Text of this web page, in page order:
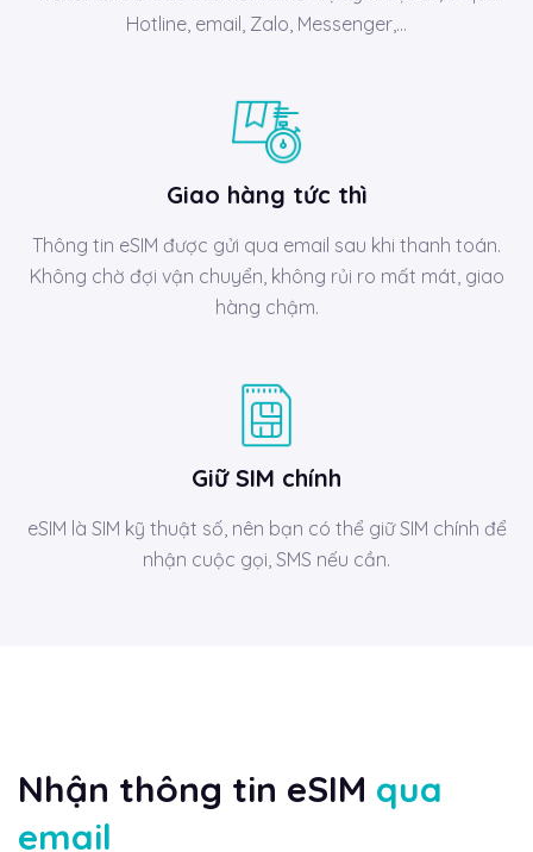
Hotline, email, Zalo, Messenger,…
Giao hàng tức thì
Thông tin eSIM được gửi qua email sau khi thanh toán.
Không chờ đợi vận chuyển, không rủi ro mất mát, giao
hàng chậm.
Giữ SIM chính
eSIM là SIM kỹ thuật số, nên bạn có thể giữ SIM chính để
nhận cuộc gọi, SMS nếu cần.
Nhận thông tin eSIM qua
email